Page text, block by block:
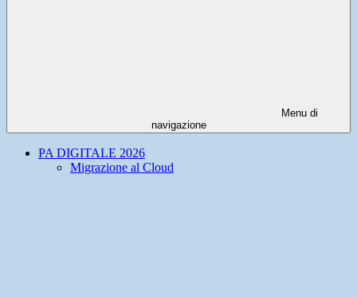
Menu di
navigazione
PA DIGITALE 2026
Migrazione al Cloud